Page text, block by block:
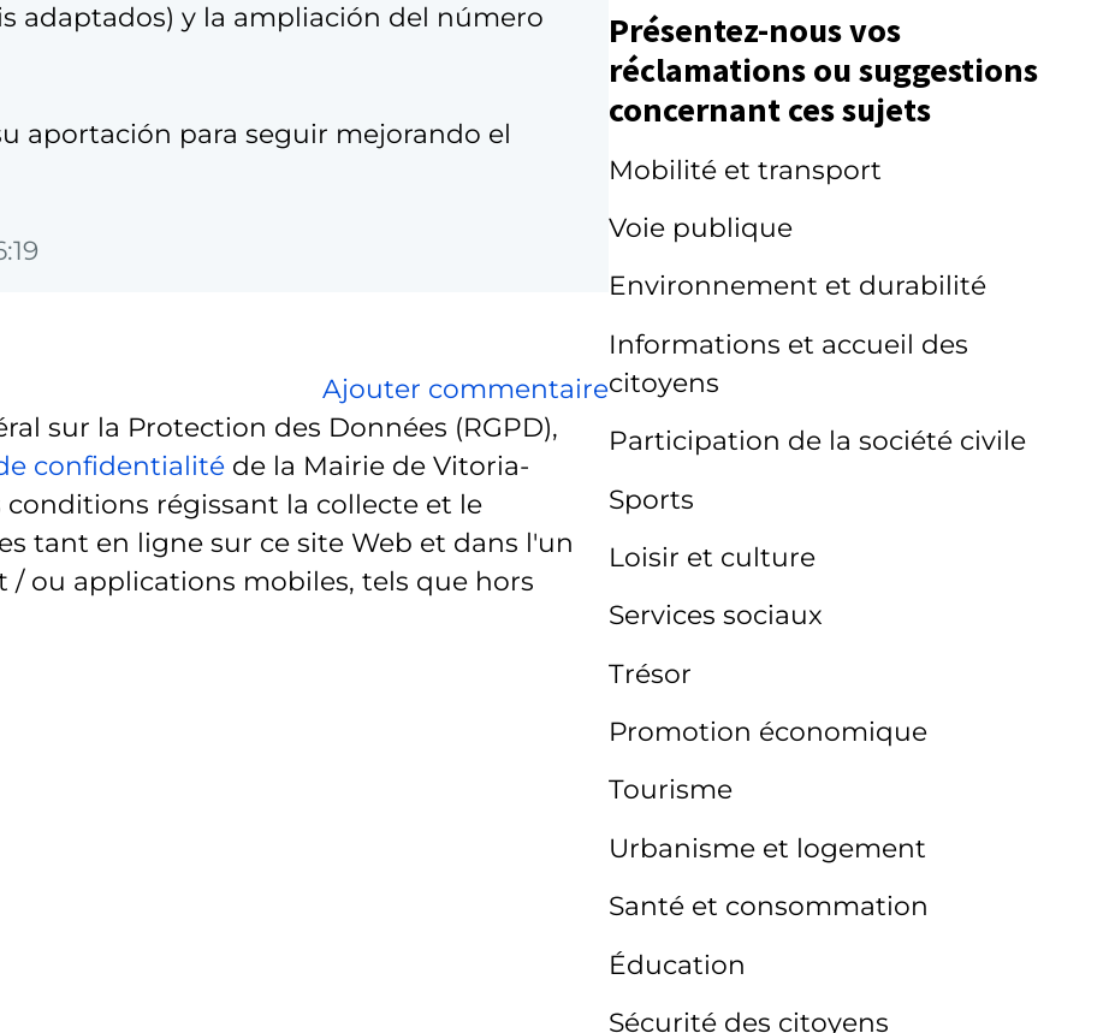
adaptados) y la ampliación del número
aportación para seguir mejorando el
Ajouter commentaire
sur la Protection des Données (RGPD),
confidentialité de la Mairie de Vitoria-
régissant la collecte et le
tant en ligne sur ce site Web et dans l'un
/ ou applications mobiles, tels que hors
Présentez-nous vos
réclamations ou suggestions
concernant ces sujets
Mobilité et transport
Voie publique
Environnement et durabilité
Informations et accueil des
citoyens
Participation de la société civile
Sports
Loisir et culture
Services sociaux
Trésor
Promotion économique
Tourisme
Urbanisme et logement
Santé et consommation
Éducation
Sécurité des citoyens